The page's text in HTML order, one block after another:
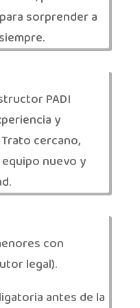
sorprender a
PADI
y
cercano,
nuevo y
con
legal).
antes de la